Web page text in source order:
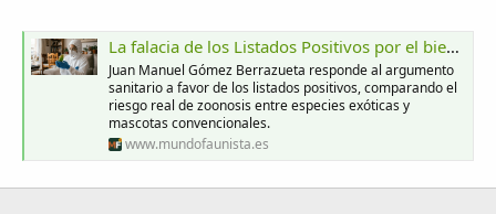
La falacia de los Listados Positivos por el bien de la Salud Pública - Mundo Faunista
Juan Manuel Gómez Berrazueta responde al argumento
sanitario a favor de los listados positivos, comparando el
riesgo real de zoonosis entre especies exóticas y
mascotas convencionales.
www.mundofaunista.es